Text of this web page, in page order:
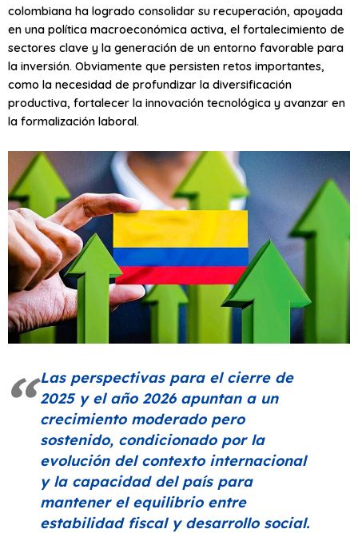
colombiana ha logrado consolidar su recuperación, apoyada
en una política macroeconómica activa, el fortalecimiento de
sectores clave y la generación de un entorno favorable para
la inversión. Obviamente que persisten retos importantes,
como la necesidad de profundizar la diversificación
productiva, fortalecer la innovación tecnológica y avanzar en
la formalización laboral.
Las perspectivas para el cierre de
2025 y el año 2026 apuntan a un
crecimiento moderado pero
sostenido, condicionado por la
evolución del contexto internacional
y la capacidad del país para
mantener el equilibrio entre
estabilidad fiscal y desarrollo social.